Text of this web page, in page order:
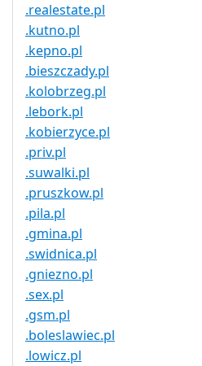
.realestate.pl
.kutno.pl
.kepno.pl
.bieszczady.pl
.kolobrzeg.pl
.lebork.pl
.kobierzyce.pl
.priv.pl
.suwalki.pl
.pruszkow.pl
.pila.pl
.gmina.pl
.swidnica.pl
.gniezno.pl
.sex.pl
.gsm.pl
.boleslawiec.pl
.lowicz.pl